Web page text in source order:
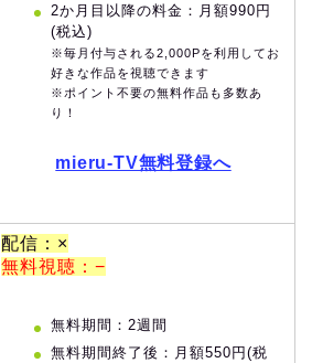
2か月目以降の料金：月額990円
(税込)
※毎月付与される2,000Pを利用してお
好きな作品を視聴できます
※ポイント不要の無料作品も多数あ
り！
mieru-TV無料登録へ
配信：×
無料視聴：−
無料期間：2週間
無料期間終了後：月額550円(税